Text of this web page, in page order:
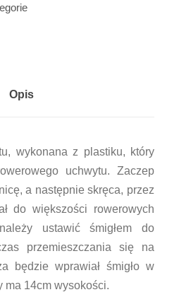
Opis
wykonana z plastiku, który
uchwytu. Zaczep
a następnie skręca, przez
do większości rowerowych
ustawić śmigłem do
przemieszczania się na
będzie wprawiał śmigło w
ma 14cm wysokości.